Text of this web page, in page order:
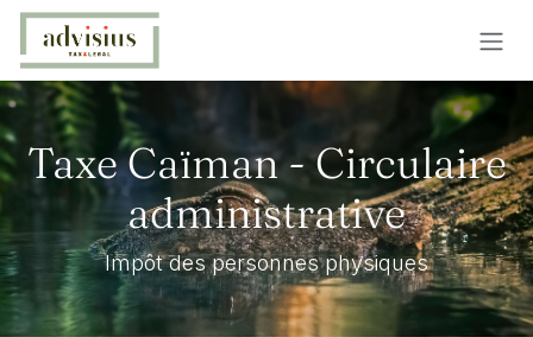
Skip to Content
Taxe Caïman - Circulaire
administrative
Impôt des personnes physiques